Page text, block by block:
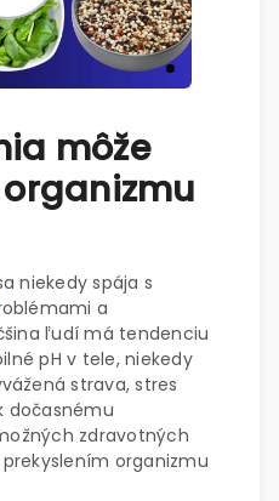
môže
niekedy spája s
a
ľudí má tendenciu
pH v tele, niekedy
strava, stres
dočasnému
zdravotných
organizmu